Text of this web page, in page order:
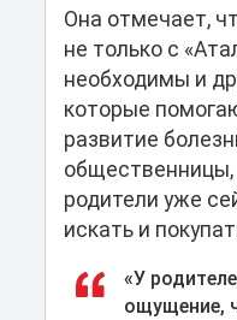
Она отмечает,
не только с
необходимы и
которые
развитие
общественницы,
родители уже
искать и
«У
ощущение,